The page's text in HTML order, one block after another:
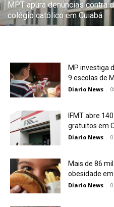
MPT apura denúncias contra
colégio católico em Cuiabá
MP investiga
9 escolas de
Diario News -
IFMT abre
gratuitos em
Diario News -
Mais de 86
obesidade
Diario News -